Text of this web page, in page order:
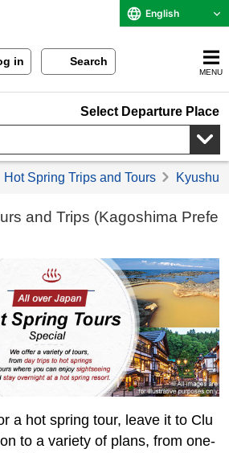
English
in Search
MENU
Select Departure Place
Hot Spring Trips and Tours Kyushu
and Trips (Kagoshima Prefe
a hot spring tour, leave it to Clu
to a variety of plans, from one-